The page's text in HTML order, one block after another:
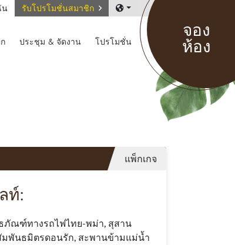
น รับโปรโมชั่นสมาชิก
ประชุม & จัดงาน โปรโมชั่น
แพ็กเกจ
ท์:
ภัณฑ์ทางรถไฟไทย-พม่า, สุสาน
พันธมิตรดอนรัก, สะพานข้ามแม่น้ำ
จอง
ห้อง